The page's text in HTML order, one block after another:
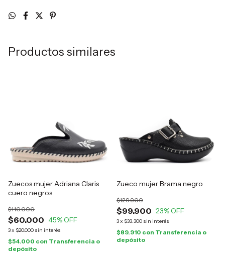
Productos similares
Zuecos mujer Adriana Claris
cuero negros
$60.000
$110.000
45% OFF
3x $20.000 sin interés
$54.000 con Transferencia o
depósito
Zueco mujer Brama negro
$99.900
$129.900
23% OFF
3x $33.300 sin interés
$89.910 con Transferencia o
depósito